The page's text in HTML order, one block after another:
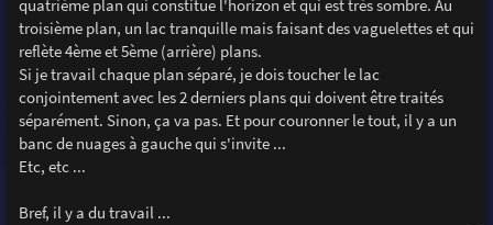
quatrième plan qui constitue l'horizon et qui est très sombre. Au
troisième plan, un lac tranquille mais faisant des vaguelettes et qui
reflète 4ème et 5ème (arrière) plans.
Si je travail chaque plan séparé, je dois toucher le lac
conjointement avec les 2 derniers plans qui doivent être traités
séparément. Sinon, ça va pas. Et pour couronner le tout, il y a un
banc de nuages à gauche qui s'invite ...
Etc, etc ...
Bref, il y a du travail ...